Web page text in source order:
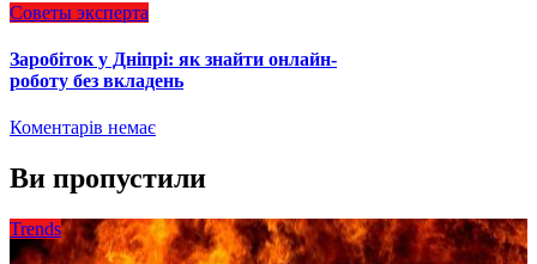
Советы эксперта
Заробіток у Дніпрі: як знайти онлайн-
роботу без вкладень
Коментарів немає
Ви пропустили
Trends